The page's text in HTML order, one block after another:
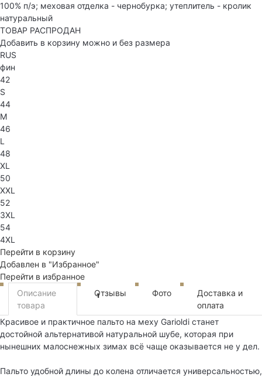
100% п/э; меховая отделка - чернобурка; утеплитель - кролик
натуральный
ТОВАР РАСПРОДАН
Добавить в корзину можно и без размера
RUS
фин
42
S
44
M
46
L
48
XL
50
XXL
52
3XL
54
4XL
Перейти в корзину
Добавлен в "Избранное"
Перейти в избранное
Описание
товара
Отзывы
1 Фото
Доставка и
оплата
Красивое и практичное пальто на меху Garioldi станет
достойной альтернативой натуральной шубе, которая при
нынешних малоснежных зимах всё чаще оказывается не у дел.
Пальто удобной длины до колена отличается универсальностью,